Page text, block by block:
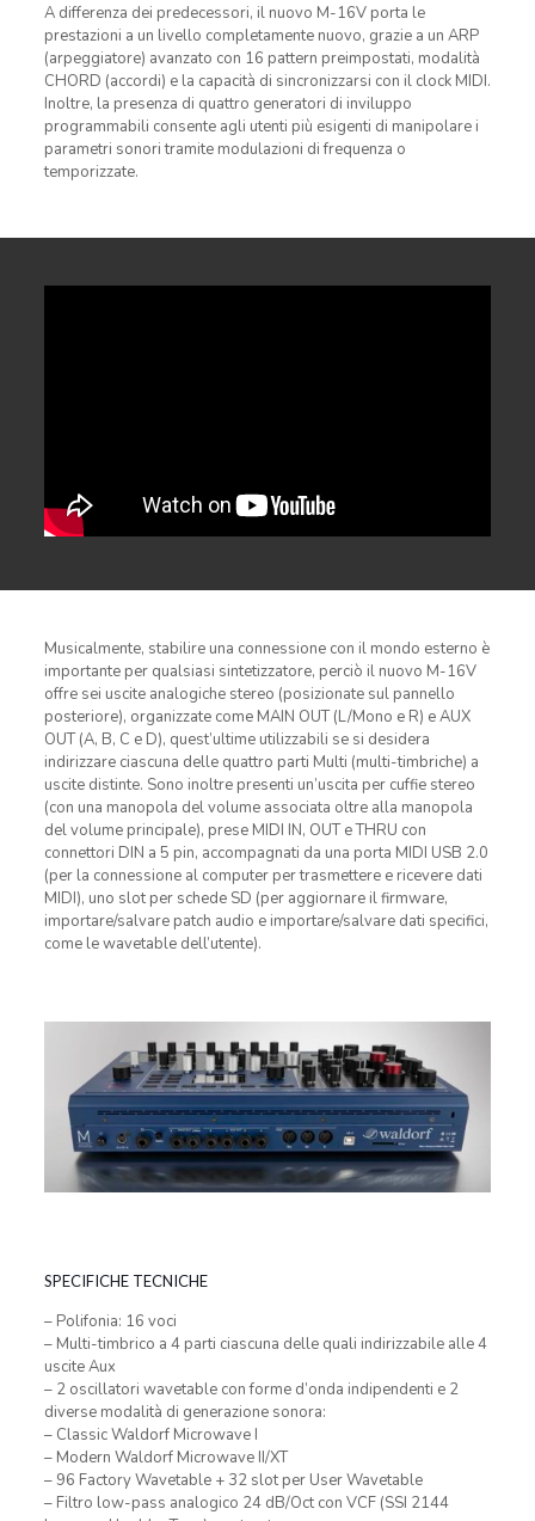
A differenza dei predecessori, il nuovo M-16V porta le
prestazioni a un livello completamente nuovo, grazie a un ARP
(arpeggiatore) avanzato con 16 pattern preimpostati, modalità
CHORD (accordi) e la capacità di sincronizzarsi con il clock MIDI.
Inoltre, la presenza di quattro generatori di inviluppo
programmabili consente agli utenti più esigenti di manipolare i
parametri sonori tramite modulazioni di frequenza o
temporizzate.
Musicalmente, stabilire una connessione con il mondo esterno è
importante per qualsiasi sintetizzatore, perciò il nuovo M-16V
offre sei uscite analogiche stereo (posizionate sul pannello
posteriore), organizzate come MAIN OUT (L/Mono e R) e AUX
OUT (A, B, C e D), quest’ultime utilizzabili se si desidera
indirizzare ciascuna delle quattro parti Multi (multi-timbriche) a
uscite distinte. Sono inoltre presenti un’uscita per cuffie stereo
(con una manopola del volume associata oltre alla manopola
del volume principale), prese MIDI IN, OUT e THRU con
connettori DIN a 5 pin, accompagnati da una porta MIDI USB 2.0
(per la connessione al computer per trasmettere e ricevere dati
MIDI), uno slot per schede SD (per aggiornare il firmware,
importare/salvare patch audio e importare/salvare dati specifici,
come le wavetable dell’utente).
SPECIFICHE TECNICHE
– Polifonia: 16 voci
– Multi-timbrico a 4 parti ciascuna delle quali indirizzabile alle 4
uscite Aux
– 2 oscillatori wavetable con forme d’onda indipendenti e 2
diverse modalità di generazione sonora:
– Classic Waldorf Microwave I
– Modern Waldorf Microwave II/XT
– 96 Factory Wavetable + 32 slot per User Wavetable
– Filtro low-pass analogico 24 dB/Oct con VCF (SSI 2144